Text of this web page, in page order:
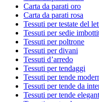
Carta da parati oro
Carta da parati rosa
Tessuti per testate del
Tessuti per sedie
Tessuti per poltrone
Tessuti per divani
Tessuti d’arredo
Tessuti per tendaggi
Tessuti per tende
Tessuti per tende da
Tessuti per tende